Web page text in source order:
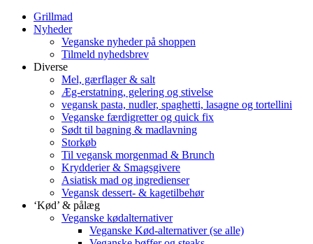
Grillmad
Nyheder
Veganske nyheder på shoppen
Tilmeld nyhedsbrev
Diverse
Mel, gærflager & salt
Æg-erstatning, gelering og stivelse
vegansk pasta, nudler, spaghetti, lasagne og tortellini
Veganske færdigretter og quick fix
Sødt til bagning & madlavning
Storkøb
Til vegansk morgenmad & Brunch
Krydderier & Smagsgivere
Asiatisk mad og ingredienser
Vegansk dessert- & kagetilbehør
‘Kød’ & pålæg
Veganske kødalternativer
Veganske Kød-alternativer (se alle)